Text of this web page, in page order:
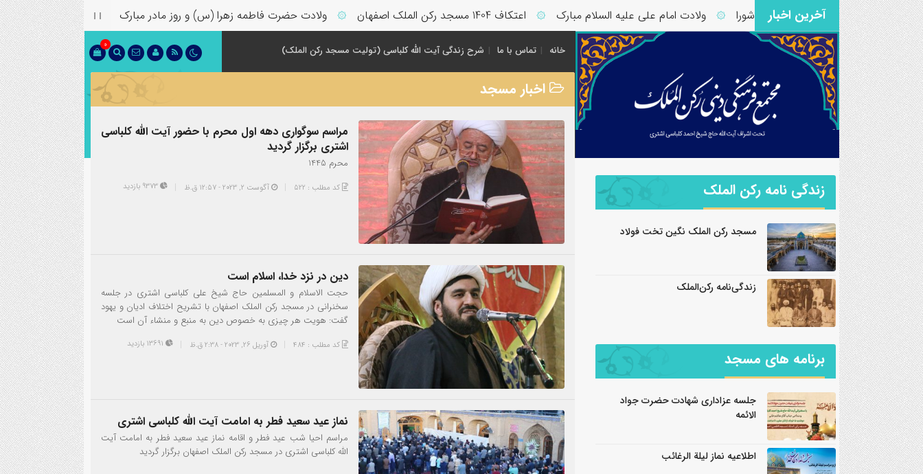
آخرین اخبار قرآن – آیات ۱۱ تا ۱۳ سوره شورا ۞ ولادت امام علی علیه السلام مبارک ۞ اعتکاف 1404 مسجد رکن الملک اصفهان ۞ ولادت حضرت فاطمه زهرا (س) و روز مادر مبارک
خانه تماس با ما شرح زندگی آیت الله کلباسی (تولیت مسجد رکن الملک) 0
اخبار مسجد
مراسم سوگواری دهه اول محرم با حضور آیت الله کلباسی
اشتری برگزار گردید
محرم 1445
کد مطلب : 522 آگوست 2, 2023 - 12:57 ق.ظ
دین در نزد خدا، اسلام است
حجت الاسلام و المسلمین حاج شیخ علی کلباسی اشتری در جلسه
سخنرانی در مسجد رکن الملک اصفهان با تشریح اختلاف ادیان و یهود
گفت: هویت هر چیزی به خصوص دین به منبع و منشاء آن است
کد مطلب : 484 آوریل 26, 2023 - 2:38 ق.ظ
نماز عید سعید فطر به امامت آیت الله کلباسی اشتری
مراسم احیا شب عید فطر و اقامه نماز عید سعید فطر به امامت آیت
الله کلباسی اشتری در مسجد رکن الملک اصفهان برگزار گردید
زندگی نامه رکن الملک
مسجد رکن الملک نگین تخت فولاد
زندگی‌نامه رکن‌الملک
برنامه های مسجد
جلسه عزاداری شهادت حضرت جواد
الائمه
اطلاعیه نماز لیلة الرغائب